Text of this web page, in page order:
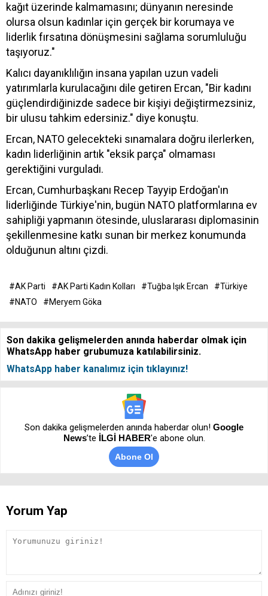
kağıt üzerinde kalmamasını; dünyanın neresinde
olursa olsun kadınlar için gerçek bir korumaya ve
liderlik fırsatına dönüşmesini sağlama sorumluluğu
taşıyoruz."
Kalıcı dayanıklılığın insana yapılan uzun vadeli
yatırımlarla kurulacağını dile getiren Ercan, "Bir kadını
güçlendirdiğinizde sadece bir kişiyi değiştirmezsiniz,
bir ulusu tahkim edersiniz." diye konuştu.
Ercan, NATO gelecekteki sınamalara doğru ilerlerken,
kadın liderliğinin artık "eksik parça" olmaması
gerektiğini vurguladı.
Ercan, Cumhurbaşkanı Recep Tayyip Erdoğan'ın
liderliğinde Türkiye'nin, bugün NATO platformlarına ev
sahipliği yapmanın ötesinde, uluslararası diplomasinin
şekillenmesine katkı sunan bir merkez konumunda
olduğunun altını çizdi.
#AK Parti #AK Parti Kadın Kolları #Tuğba Işık Ercan
#Türkiye
#NATO
#Meryem Göka
Son dakika gelişmelerden anında haberdar olmak için
WhatsApp haber grubumuza katılabilirsiniz.
WhatsApp haber kanalımız için tıklayınız!
Son dakika gelişmelerden anında haberdar olun! Google
News’te İLGİ HABER'e abone olun.
Abone Ol
Yorum Yap